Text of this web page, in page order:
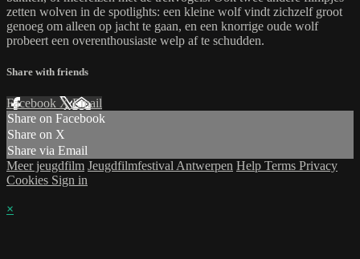
zetten wolven in de spotlights: een kleine wolf vindt zichzelf groot
genoeg om alleen op jacht te gaan, en een knorrige oude wolf
probeert een overenthousiaste welp af te schudden.
Share with friends
Facebook XEmail
Share on Facebook
Share on X
Share via Email
Meer jeugdfilm Jeugdfilmfestival Antwerpen Help Terms Privacy
Cookies Sign in
×